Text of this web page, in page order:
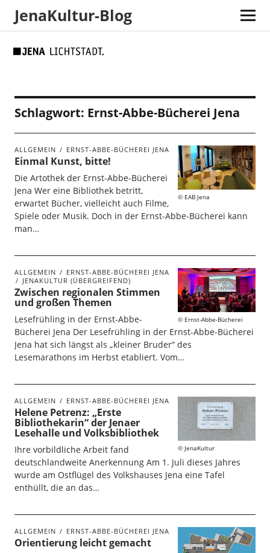
map
JenaKultur-Blog
Schlagwort: Ernst-Abbe-Bücherei Jena
EAB Jena
ALLGEMEIN ERNST-ABBE-BÜCHEREI JENA
Einmal Kunst, bitte!
Die Artothek der Ernst-Abbe-Bücherei
Jena Wer eine Bibliothek betritt,
erwartet Bücher, vielleicht auch Filme,
Spiele oder Musik. Doch in der Ernst-Abbe-Bücherei kann
man…
Ernst-Abbe-Bücherei
ALLGEMEIN
ERNST-ABBE-BÜCHEREI JENA
JENAKULTUR (ÜBERGREIFEND)
Zwischen regionalen Stimmen
und großen Themen
Lesefrühling in der Ernst-Abbe-
Bücherei Jena Der Lesefrühling in der Ernst-Abbe-Bücherei
Jena hat sich längst als „kleiner Bruder“ des
Lesemarathons im Herbst etabliert. Vom…
JenaKultur
ALLGEMEIN ERNST-ABBE-BÜCHEREI JENA
Helene Petrenz: „Erste
Bibliothekarin“ der Jenaer
Lesehalle und Volksbibliothek
Ihre vorbildliche Arbeit fand
deutschlandweite Anerkennung Am 1. Juli dieses Jahres
wurde am Ostflügel des Volkshauses Jena eine Tafel
enthüllt, die an das…
ALLGEMEIN ERNST-ABBE-BÜCHEREI JENA
Orientierung leicht gemacht